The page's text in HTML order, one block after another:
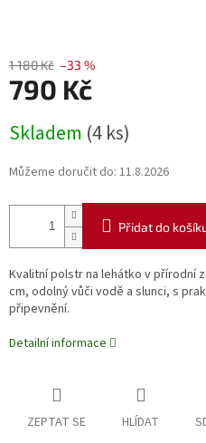
1 180 Kč –33 %
790 Kč
cena:
Skladem (4 ks)
Můžeme doručit do: 11.8.2026
Přidat do
Kvalitní polstr na lehátko v přírodní
cm, odolný vůči vodě a slunci, s
připevnění.
Detailní informace
ZEPTAT SE HLÍDAT